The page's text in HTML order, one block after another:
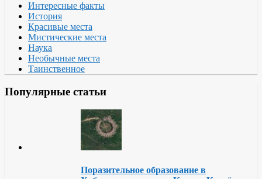
Интересные факты
История
Красивые места
Мистические места
Наука
Необычные места
Таинственное
Популярные статьи
Поразительное образование в